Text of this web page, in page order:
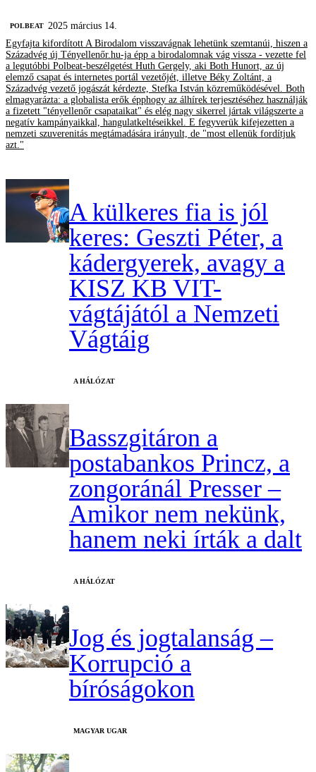
‎POLBEAT
2025 március 14.
Egyfajta kifordított A Birodalom visszavágnak lehetünk szemtanúi, hiszen a
Századvég új Tényellenőr.hu-ja épp a birodalomnak vág vissza - vezette fel
a legutóbbi Polbeat-beszélgetést Huth Gergely, aki Both Hunort, az új
elemző csapat és internetes portál vezetőjét, illetve Béky Zoltánt, a
Századvég vezető jogászát kérdezte, Stefka István közreműködésével. Both
elmagyarázta: a globalista erők épphogy az álhírek terjesztéséhez használják
a fizetett "tényellenőr csapataikat" és elég nagy sikerrel jártak világszerte a
negatív kampányaikkal, hangulatkeltéseikkel. E fegyverük kifejezetten a
nemzeti szuverenitás megtámadására irányult, de "most ellenük fordítjuk
azt."
A külkeres fia is jól
keres: Geszti Péter, a
kádergyerek, avagy a
KISZ KB VIT-
vágtájától a Nemzeti
Vágtáig
A HÁLÓZAT
Basszgitáron a
postabankos Princz, a
zongoránál Presser –
Amikor nem nekünk,
hanem neki írták a dalt
A HÁLÓZAT
Jog és jogtalanság –
Korrupció a
bíróságokon
MAGYAR UGAR